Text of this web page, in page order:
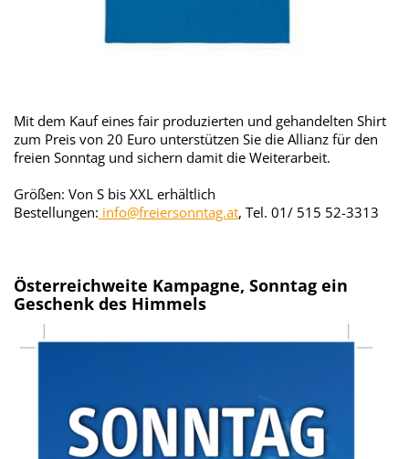
Mit dem Kauf eines fair produzierten und gehandelten Shirt
zum Preis von 20 Euro unterstützen Sie die Allianz für den
freien Sonntag und sichern damit die Weiterarbeit.
Größen: Von S bis XXL erhältlich
Bestellungen: info@freiersonntag.at, Tel. 01/ 515 52-3313
Österreichweite Kampagne, Sonntag ein
Geschenk des Himmels